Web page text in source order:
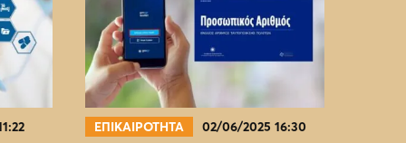
ΕΠΙΚΑΙΡΟΤΗΤΑ 02/06/2025 16:30